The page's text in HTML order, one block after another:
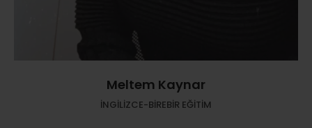
Meltem Kaynar
İNGİLİZCE-BİREBİR EĞİTİM